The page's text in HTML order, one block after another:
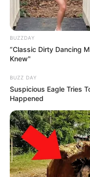
BUZZDAY
“Classic Dirty Dancing
Knew"
BUZZ DAY
Suspicious Eagle Tries
Happened